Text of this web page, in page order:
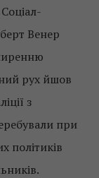
Венер
рух йшов
з
при
політиків